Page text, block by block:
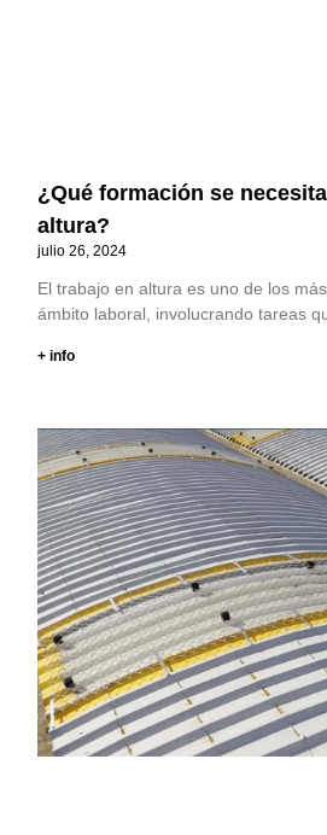
¿Qué formación se
altura?
julio 26, 2024
El trabajo en altura es uno de los
ámbito laboral, involucrando tareas
+ info